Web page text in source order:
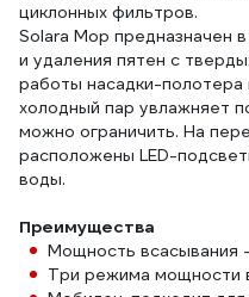
циклонных фильтров.
Solara Mop предназначен
и удаления пятен с
работы насадки-
холодный пар увлажняет
можно ограничить. На
расположены LED-
воды.
Преимущества
Мощность всасывания
Три режима мощности